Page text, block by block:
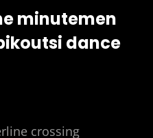
minutemen
dance
crossing